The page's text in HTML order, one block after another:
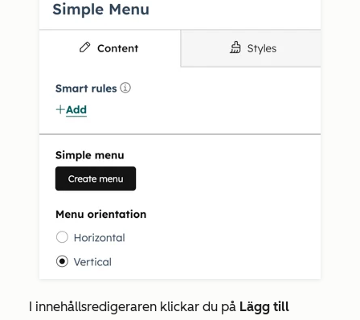
I innehållsredigeraren klickar du på Lägg till